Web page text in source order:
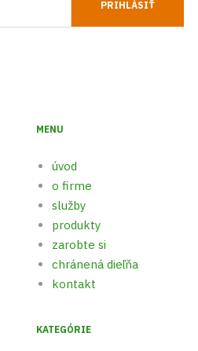
MENU
úvod
o firme
služby
produkty
zarobte si
chránená dieľňa
kontakt
KATEGÓRIE